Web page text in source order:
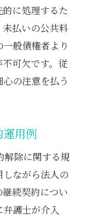
に処理するた
払いの公共料
般債権者より
可欠です。従
の注意を払う
用例
解除に関する規
ながら法人の
続契約につい
護士が介入